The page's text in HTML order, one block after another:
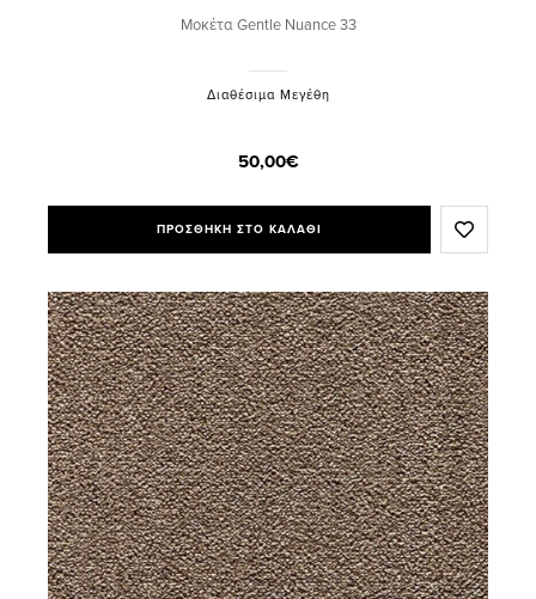
Μοκέτα Gentle Nuance 33
Διαθέσιμα Μεγέθη
50,00€
ΠΡΟΣΘΗΚΗ ΣΤΟ ΚΑΛΑΘΙ